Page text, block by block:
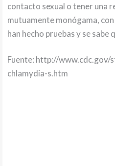
contacto sexual o tener una
mutuamente monógama, con
han hecho pruebas y se sabe
Fuente: http://
chlamydia-s.htm